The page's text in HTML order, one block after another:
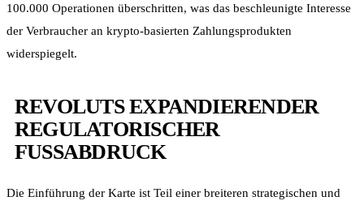
100.000 Operationen überschritten, was das beschleunigte Interesse
der Verbraucher an krypto-basierten Zahlungsprodukten
widerspiegelt.
REVOLUTS EXPANDIERENDER
REGULATORISCHER
FUSSABDRUCK
Die Einführung der Karte ist Teil einer breiteren strategischen und